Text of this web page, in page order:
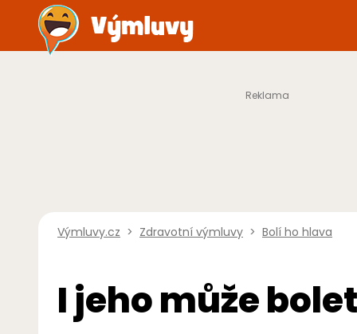
Výmluvy.cz > Zdravotní výmluvy > Bolí ho hlava
I jeho může